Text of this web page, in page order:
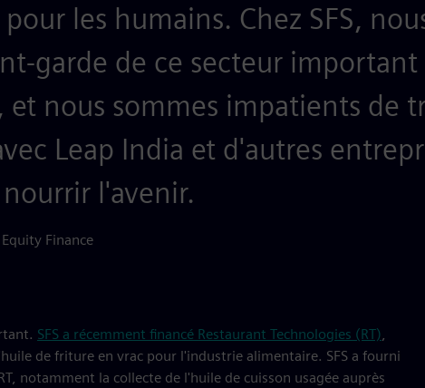
les humains. Chez SFS,
garde de ce secteur important
et nous sommes impatients de
Leap India et d'autres
l'avenir.
Equity Finance
SFS a récemment financé Restaurant Technologies (RT),
de friture en vrac pour l'industrie alimentaire. SFS a fourni
notamment la collecte de l'huile de cuisson usagée auprès